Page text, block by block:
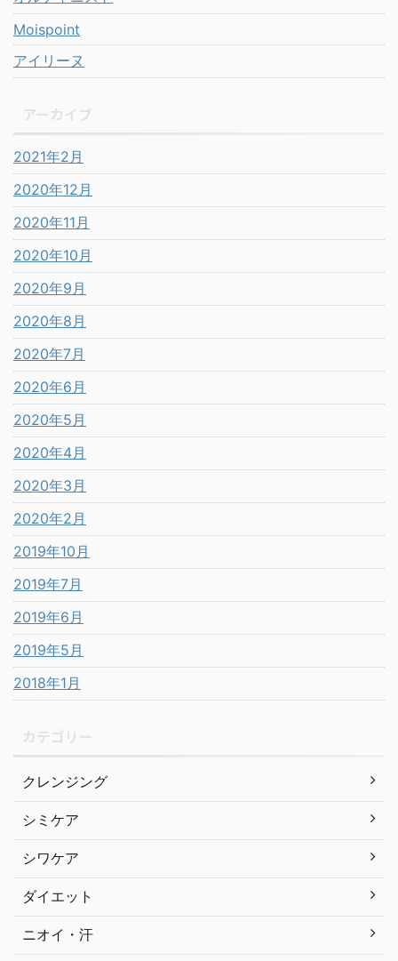
Moispoint
アイリーヌ
2021年2月
2020年12月
2020年11月
2020年10月
2020年9月
2020年8月
2020年7月
2020年6月
2020年5月
2020年4月
2020年3月
2020年2月
2019年10月
2019年7月
2019年6月
2019年5月
2018年1月
クレンジング
シミケア
シワケア
ダイエット
ニオイ・汗